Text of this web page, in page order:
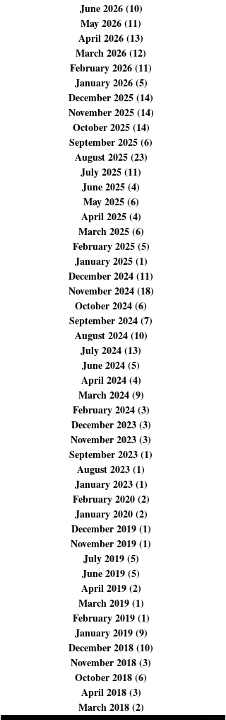
Archives
August 2026 (8)
July 2026 (22)22 posts
June 2026(10)10 posts
May 2026(11)11 posts
April 2026(13)13 posts
March 2026(12)12 posts
February 2026 (11)11 posts
January 2026 (5)5 posts
December 2025(14)
November 2025(14)
October 2025 (14)
September 2025
August 2025(23)
July 2025(11)
June 2025(4)4 posts
May 2025(6)6 posts
April 2025(4)4 posts
March 2025(6)6 posts
February 2025 (5)5 posts
January 2025 (1)
December 2024(11)
November 2024(18)
October 2024(6)
September 2024
August 2024 (10)
July 2024(13)13 posts
June 2024(5)5 posts
April 2024(4)4 posts
March 2024(9)9 posts
February 2024(3)3 posts
December 2023(3)
November 2023 (3)
September 2023 (1)
August 2023 (1)1 post
January 2023(1)1 post
February 2020 (2)2 posts
January 2020(2)
December 2019(1)
November 2019(1)
July 2019 (5)5 posts
June 2019(5)5 posts
April 2019(2)2 posts
March 2019(1)1 post
February 2019 (1)1 post
January 2019 (9)
December 2018(10)
November 2018(3)3 posts